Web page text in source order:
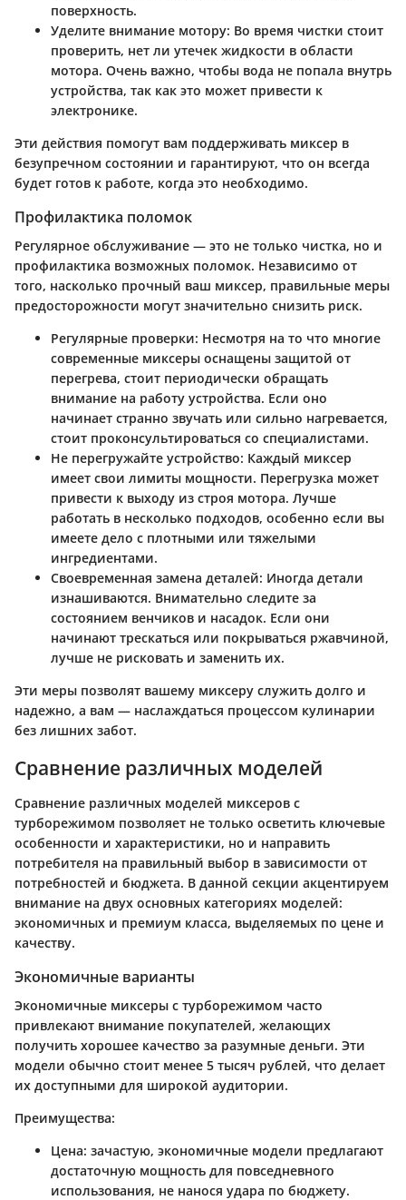
поверхность.
Уделите внимание мотору: Во время чистки стоит
проверить, нет ли утечек жидкости в области
мотора. Очень важно, чтобы вода не попала внутрь
устройства, так как это может привести к
электронике.
Эти действия помогут вам поддерживать миксер в
безупречном состоянии и гарантируют, что он всегда
будет готов к работе, когда это необходимо.
Профилактика поломок
Регулярное обслуживание — это не только чистка, но и
профилактика возможных поломок. Независимо от
того, насколько прочный ваш миксер, правильные меры
предосторожности могут значительно снизить риск.
Регулярные проверки: Несмотря на то что многие
современные миксеры оснащены защитой от
перегрева, стоит периодически обращать
внимание на работу устройства. Если оно
начинает странно звучать или сильно нагревается,
стоит проконсультироваться со специалистами.
Не перегружайте устройство: Каждый миксер
имеет свои лимиты мощности. Перегрузка может
привести к выходу из строя мотора. Лучше
работать в несколько подходов, особенно если вы
имеете дело с плотными или тяжелыми
ингредиентами.
Своевременная замена деталей: Иногда детали
изнашиваются. Внимательно следите за
состоянием венчиков и насадок. Если они
начинают трескаться или покрываться ржавчиной,
лучше не рисковать и заменить их.
Эти меры позволят вашему миксеру служить долго и
надежно, а вам — наслаждаться процессом кулинарии
без лишних забот.
Сравнение различных моделей
Сравнение различных моделей миксеров с
турборежимом позволяет не только осветить ключевые
особенности и характеристики, но и направить
потребителя на правильный выбор в зависимости от
потребностей и бюджета. В данной секции акцентируем
внимание на двух основных категориях моделей:
экономичных и премиум класса, выделяемых по цене и
качеству.
Экономичные варианты
Экономичные миксеры с турборежимом часто
привлекают внимание покупателей, желающих
получить хорошее качество за разумные деньги. Эти
модели обычно стоит менее 5 тысяч рублей, что делает
их доступными для широкой аудитории.
Преимущества:
Цена: зачастую, экономичные модели предлагают
достаточную мощность для повседневного
использования, не нанося удара по бюджету.